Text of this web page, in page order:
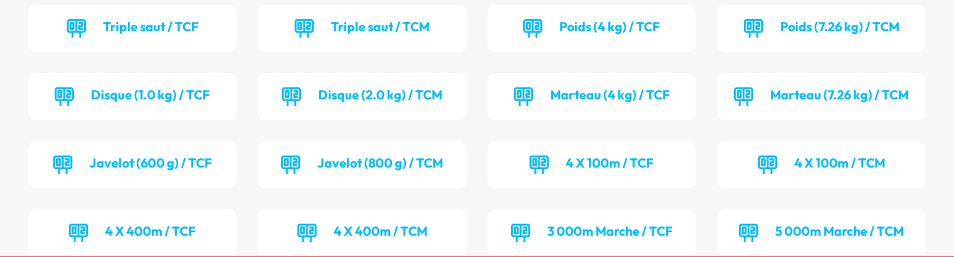
Triple saut / TCF Triple saut / TCM Poids (4 kg) / TCF Poids (7.26 kg) / TCM
Disque (1.0 kg) / TCF Disque (2.0 kg) / TCM Marteau (4 kg) / TCF Marteau (7.26 kg) / TCM
Javelot (600 g) / TCF Javelot (800 g) / TCM 4 X 100m / TCF 4 X 100m / TCM
4 X 400m / TCF 4 X 400m / TCM 3 000m Marche / TCF 5 000m Marche / TCM